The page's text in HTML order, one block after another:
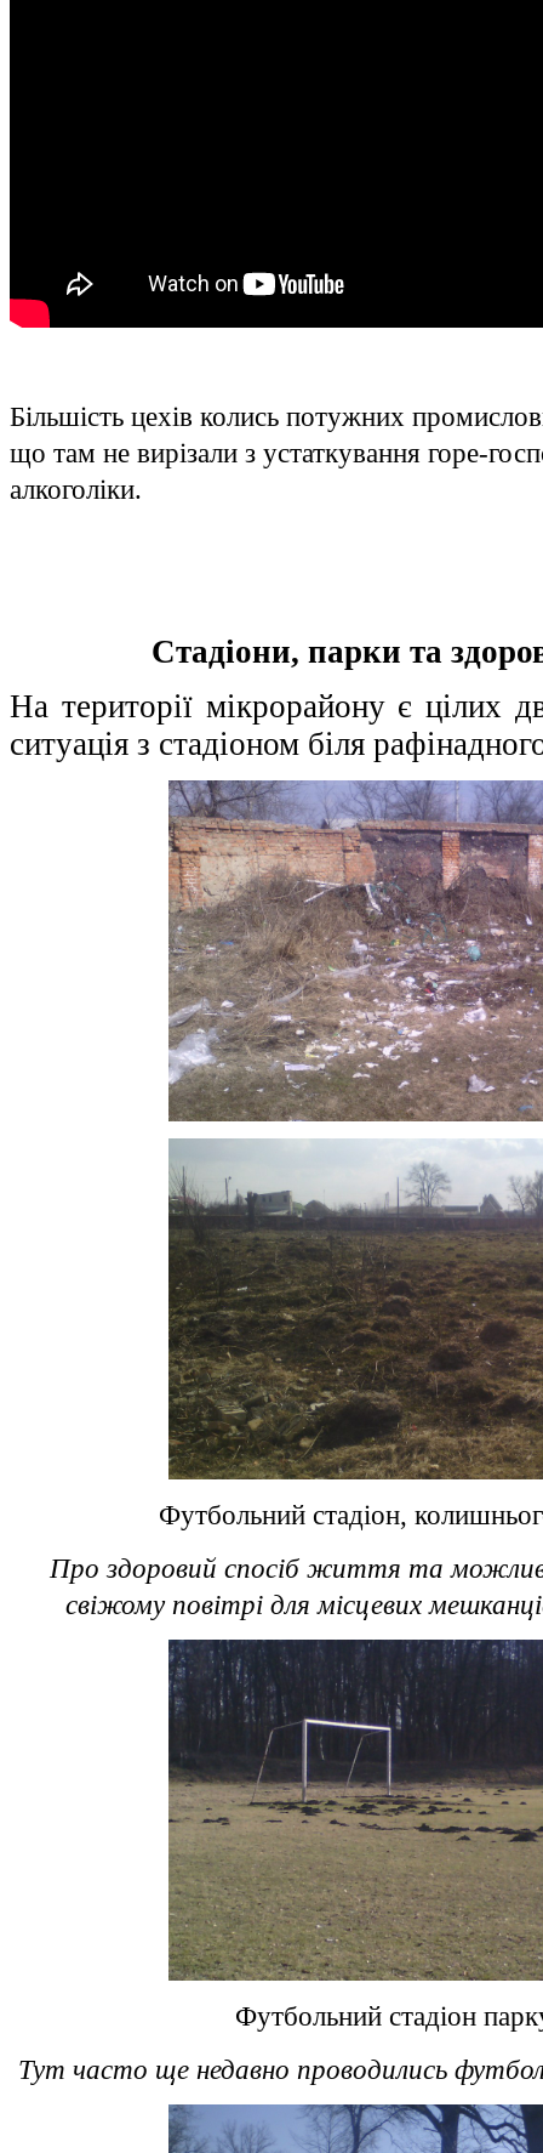
Більшість цехів колись потужних
що там не вирізали з устаткування горе-
алкоголіки.
Стадіони, парки та
На території мікрорайону є цілих
ситуація з стадіоном біля
Футбольний стадіон,
Про здоровий спосіб життя та
свіжому повітрі для місцевих
Футбольний стадіон
Тут часто ще недавно проводились